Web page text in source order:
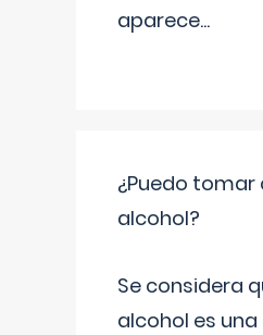
aparece...
¿Puedo tomar
alcohol?
Se considera
alcohol es una